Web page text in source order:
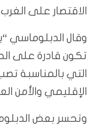
الاقتصار على
وقال الدبلوماسي
تكون قادرة على
التي بالمناسبة
الإقليمي والأمن
وتحسر بعض